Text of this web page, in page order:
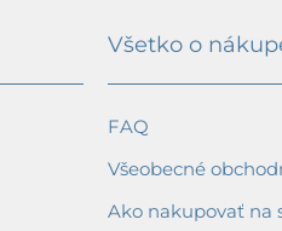
Všetko o
FAQ
Všeobecné
Ako nakupovať na